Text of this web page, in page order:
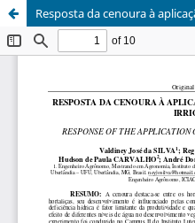
Resposta da cenoura à